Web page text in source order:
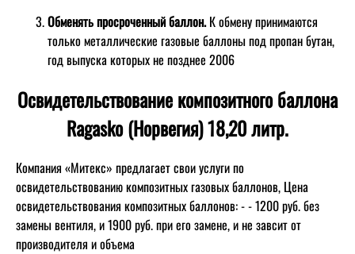
Обменять просроченный баллон.К обмену принимаются
только металлические газовые баллоны под пропан бутан,
год выпуска которых не позднее 2006
Освидетельствование композитного баллона
Ragasko (Норвегия) 18,20 литр.
Компания «Митекс» предлагает свои услуги по
освидетельствованию композитных газовых баллонов, Цена
освидетельствования композитных баллонов: - - 1200 руб. без
замены вентиля, и 1900 руб. при его замене, и не завсит от
производителя и объема